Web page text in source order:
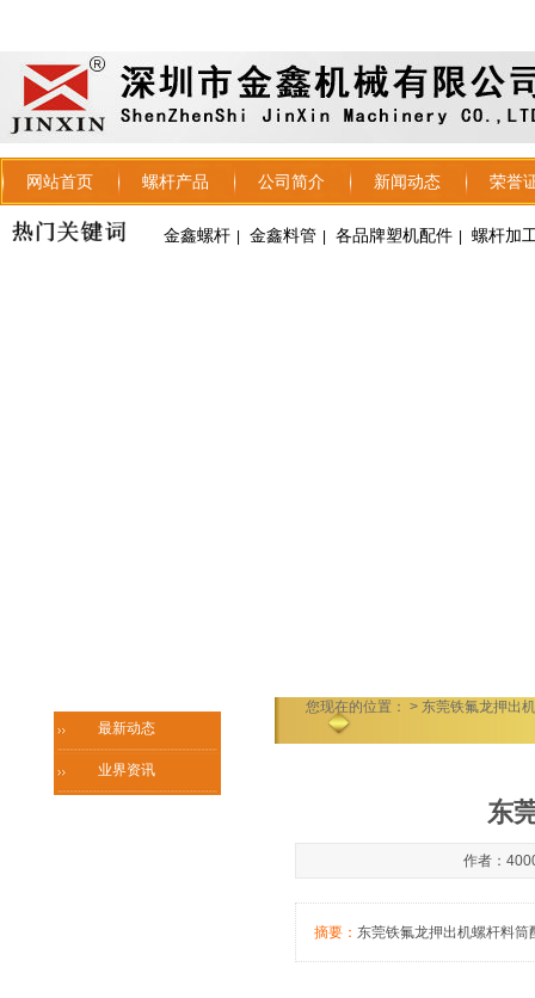
金鑫螺杆 金鑫料管 各品牌塑机配件 螺杆加
网站首页 螺杆产品 公司简介 新闻动态 荣誉
您现在的位置： > 东莞铁氟龙押出
最新动态
业界资讯
东
作者：
摘要： 东莞铁氟龙押出机螺杆料筒